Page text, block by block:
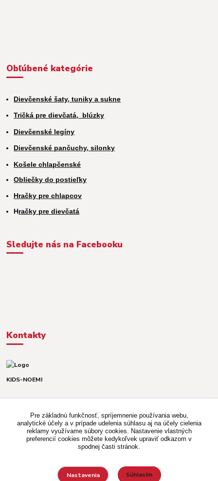
Obľúbené kategórie
Dievčenské šaty, tuniky a sukne
Tričká pre dievčatá, blúzky
Dievčenské legíny
Dievčenské pančuchy, silonky
Košele chlapčenské
Obliečky do postieľky
Hračky pre chlapcov
Hračky pre dievčatá
Sledujte nás na Facebooku
Kontakty
KIDS-NOEMI
(Po-Pia, 8-16 hod.)
kidsnoemi.shop@gmail.com
Pre základnú funkčnosť, spríjemnenie používania webu,
analytické účely a v prípade udelenia súhlasu aj na účely cielenia
reklamy využívame súbory cookies. Nastavenie vlastných
preferencií cookies môžete kedykoľvek upraviť odkazom v
spodnej časti stránok.
Nastavenia Súhlasím